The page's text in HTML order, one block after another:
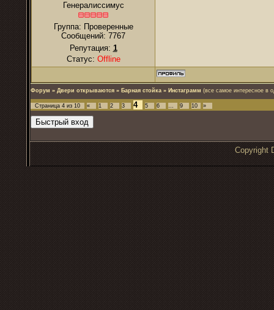
Генералиссимус
Группа: Проверенные
Сообщений: 7767
Репутация: 1
Статус: Offline
Форум » Двери открываются » Барная стойка » Инстаграмм (все самое интересное в
Страница 4 из 10 « 1 2 3 4 5 6 … 9 10 »
Copyright